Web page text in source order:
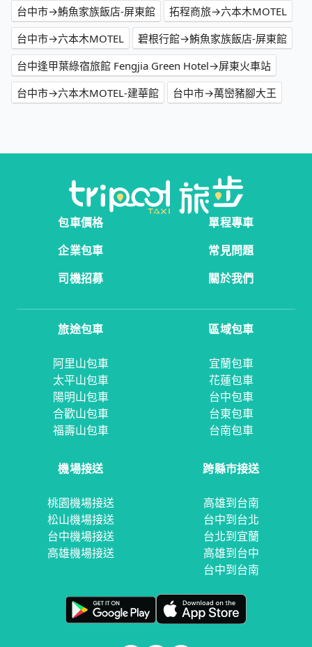
台中市→鮪魚家族飯店-屏東館
拓程商旅→六本木MOTEL
台中市→六本木MOTEL
碧根行館→鮪魚家族飯店-屏東館
台中逢甲葉綠宿旅館 Fengjia Green Hotel→屏東火車站
台中市→六本木MOTEL-建華館
台中市→萬巒豬腳大王
包車價格
單程專車
企業包車
常見問題
司機招募
關於我們
旅途包車
阿里山包車
太平山包車
陽明山包車
合歡山包車
福壽山包車
區域包車
宜蘭包車
花蓮包車
台中包車
台東包車
台南包車
機場接送
桃園機場接送
松山機場接送
台中機場接送
高雄機場接送
跨縣市接送
高雄到台南
台中到台北
台北到宜蘭
高雄到台中
台中到台南